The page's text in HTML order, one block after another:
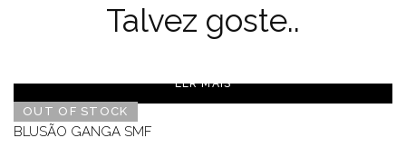
Talvez goste..
OUT OF STOCK
LER MAIS
BLUSÃO GANGA SMF